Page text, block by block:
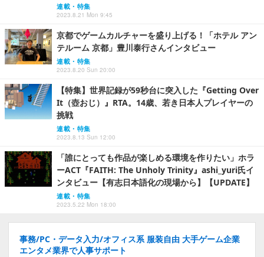
連載・特集
2023.8.21 Mon 9:45
京都でゲームカルチャーを盛り上げる！「ホテル アン
テルーム 京都」豊川泰行さんインタビュー
連載・特集
2023.8.20 Sun 20:00
【特集】世界記録が59秒台に突入した『Getting Over
It（壺おじ）』RTA。14歳、若き日本人プレイヤーの
挑戦
連載・特集
2023.8.13 Sun 12:00
「誰にとっても作品が楽しめる環境を作りたい」ホラ
ーACT『FAITH: The Unholy Trinity』ashi_yuri氏イ
ンタビュー【有志日本語化の現場から】【UPDATE】
連載・特集
2023.5.22 Mon 18:00
事務/PC・データ入力/オフィス系 服装自由 大手ゲーム企業
エンタメ業界で人事サポート